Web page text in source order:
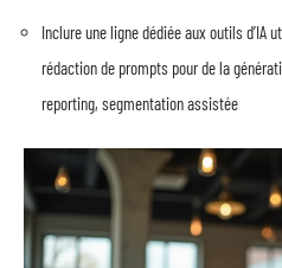
Inclure une ligne dédiée aux outils d’IA
rédaction de prompts pour de la
reporting, segmentation assistée